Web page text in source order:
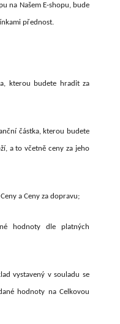
na Našem E-shopu, bude
přednost.
kterou budete hradit za
částka, kterou budete
a to včetně ceny za jeho
a Ceny za dopravu;
hodnoty dle platných
vystavený v souladu se
hodnoty na Celkovou